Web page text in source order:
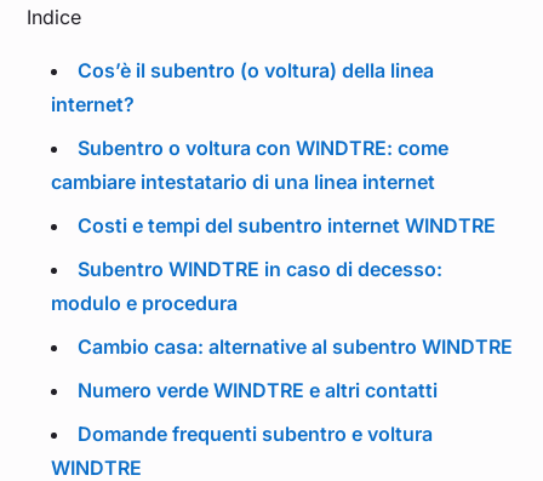
Indice
Cos’è il subentro (o voltura) della linea
internet?
Subentro o voltura con WINDTRE: come
cambiare intestatario di una linea internet
Costi e tempi del subentro internet WINDTRE
Subentro WINDTRE in caso di decesso:
modulo e procedura
Cambio casa: alternative al subentro WINDTRE
Numero verde WINDTRE e altri contatti
Domande frequenti subentro e voltura
WINDTRE